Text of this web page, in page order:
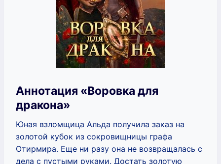
Аннотация «Воровка для
дракона»
Юная взломщица Альда получила заказ на
золотой кубок из сокровищницы графа
Отирмира. Еще ни разу она не возвращалась с
дела с пустыми руками. Достать золотую